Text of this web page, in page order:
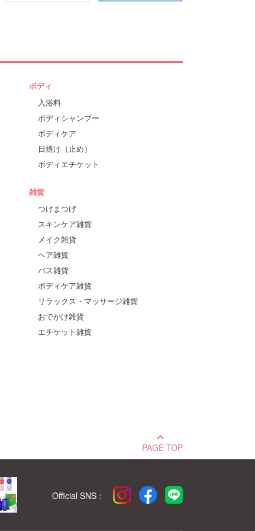
ボディ
入浴料
ボディシャンプー
ボディケア
日焼け（止め）
ボディエチケット
雑貨
つけまつげ
スキンケア雑貨
メイク雑貨
ヘア雑貨
バス雑貨
ボディケア雑貨
リラックス・マッサージ雑貨
おでかけ雑貨
エチケット雑貨
keyboard_arrow_up
PAGE TOP
Official SNS：